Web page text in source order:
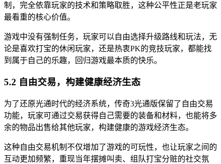
制，完全依靠玩家的技术和策略取胜，这种公平性正是老玩家
最看重的核心价值。
游戏中没有强制任务，玩家可以自由选择升级路线和玩法，无
论是喜欢打宝的休闲玩家，还是热衷PK的竞技玩家，都能找
到属于自己的乐趣，回归游戏最本质的快乐。
5.2 自由交易，构建健康经济生态
为了还原光通时代的经济系统，传奇3光通版保留了自由交易
功能，玩家可通过交易获得自己需要的装备和材料，也能将多
余的物品出售给其他玩家，构建健康的游戏经济生态。
这种自由交易机制不仅增加了游戏的可玩性，也让玩家之间的
互动更加频繁，重现当年摆摊叫卖、组队打宝分赃的社交氛